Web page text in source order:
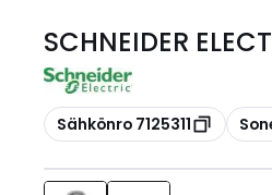
SCHNEIDER
Kopioi
Sähkönro 7125311 Kopioi